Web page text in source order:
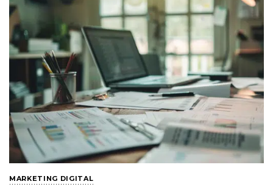
MARKETING DIGITAL